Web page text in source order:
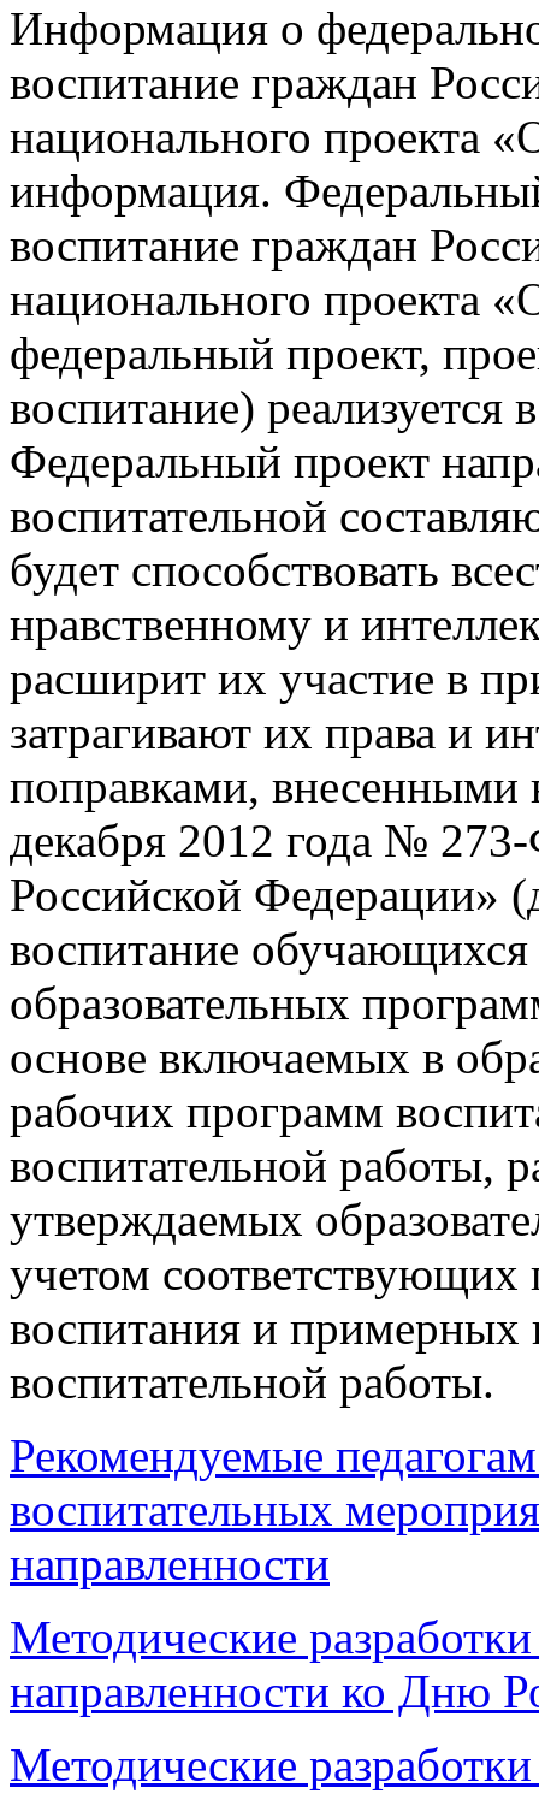
Информация о
воспитание граждан
национального проекта
информация.
воспитание граждан
национального проекта
федеральный проект,
воспитание)
Федеральный проект
воспитательной
будет способствовать
нравственному и
расширит их участие в
затрагивают их права и
поправками, внесенными
декабря 2012 года №
Российской Федерации»
воспитание
образовательных
основе включаемых в
рабочих программ
воспитательной работы,
утверждаемых
учетом
воспитания и примерных
воспитательной работы.
Рекомендуемые
воспитательных
направленности
Методические
направленности ко Дню
Методические